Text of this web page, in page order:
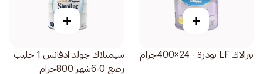
+
نيرالاك LF بودرة - 24×400جرام
+
سيميلاك جولد ادفانس 1 حليب
رضع 0-6شهر 800جرام